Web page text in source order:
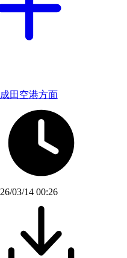
成田空港方面
26/03/14 00:26